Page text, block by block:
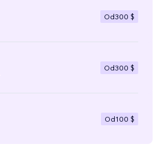
Od300 $
Od300 $
Od100 $